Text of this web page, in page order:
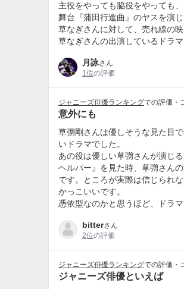
主役をやっても脇役をやっても
舞台『蒲田行進曲』のヤスを演
草なぎさんに対して、売れ線の
草なぎさんの出演しているドラ
月詠さん
1位の評価
ジャニーズ俳優ランキングでの評価・
意外にも
草彅剛さんは優しそうな見た目
いドラマでした。
あの役は優しい草彅さんが演じ
ヘルパー』を見た時、草彅さん
です。ところが実際は信じられ
かっこいいです。
憑依型なのかと思うほど、ドラ
bitterさん
2位の評価
ジャニーズ俳優ランキングでの評価・
ジャニーズ俳優といえば